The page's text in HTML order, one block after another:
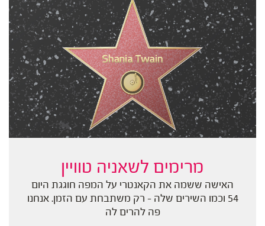
מרימים לשאניה טוויין
האישה ששמה את הקאנטרי על המפה חוגגת היום
54 וכמו השירים שלה - רק משתבחת עם הזמן. אנחנו
פה להרים לה